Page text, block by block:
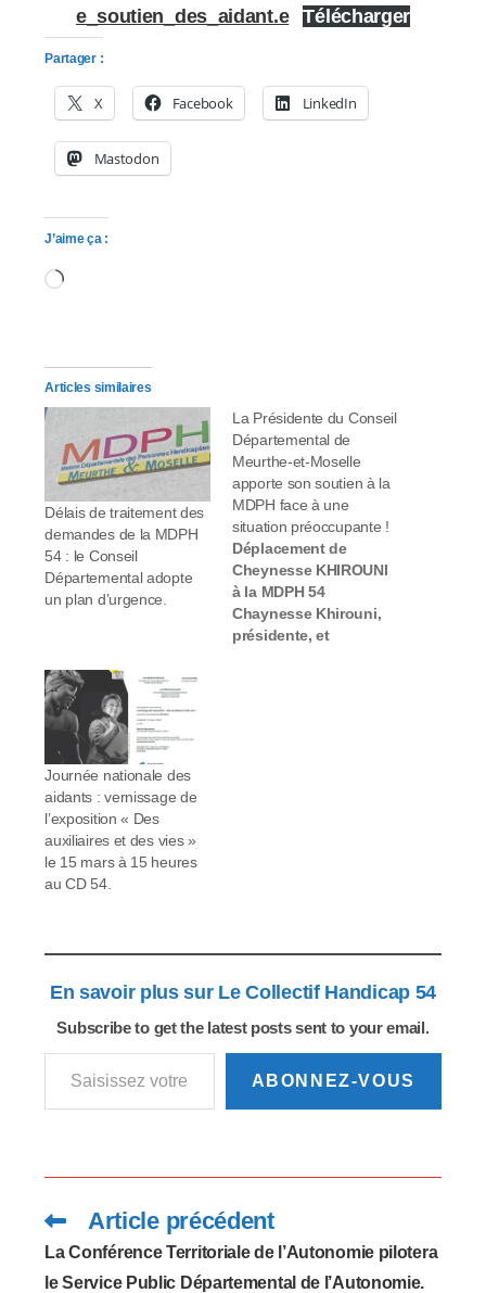
e_soutien_des_aidant.e
Télécharger
Partager :
X Facebook LinkedIn
Mastodon
J’aime ça :
Chargement…
Articles similaires
Délais de traitement des
demandes de la MDPH
54 : le Conseil
Départemental adopte
un plan d’urgence.
La Présidente du Conseil
Départemental de
Meurthe-et-Moselle
apporte son soutien à la
MDPH face à une
situation préoccupante !
Déplacement de
Cheynesse KHIROUNI
à la MDPH 54
Chaynesse Khirouni,
présidente, et
et de…
Journée nationale des
aidants : vernissage de
l’exposition « Des
auxiliaires et des vies »
le 15 mars à 15 heures
au CD 54.
En savoir plus sur Le Collectif Handicap 54
Subscribe to get the latest posts sent to your email.
Saisissez votre adresse e-mail…
ABONNEZ-VOUS
Read
more
articles
Article précédent
La Conférence Territoriale de l’Autonomie pilotera
le Service Public Départemental de l’Autonomie.